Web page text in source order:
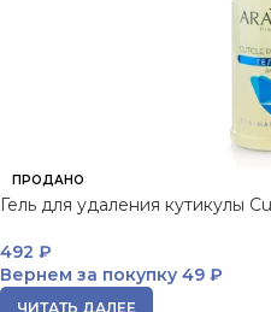
ПРОДАНО
Гель для удаления кутикулы
492 ₽
Вернем за покупку 49 ₽
ЧИТАТЬ ДАЛЕЕ